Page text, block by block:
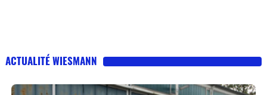
ACTUALITÉ WIESMANN